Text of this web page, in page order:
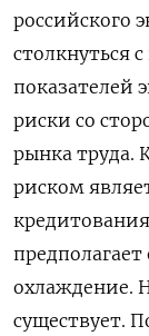
российского
столкнуться
показателей
риски со
рынка
риском
охлаждение.
существует.